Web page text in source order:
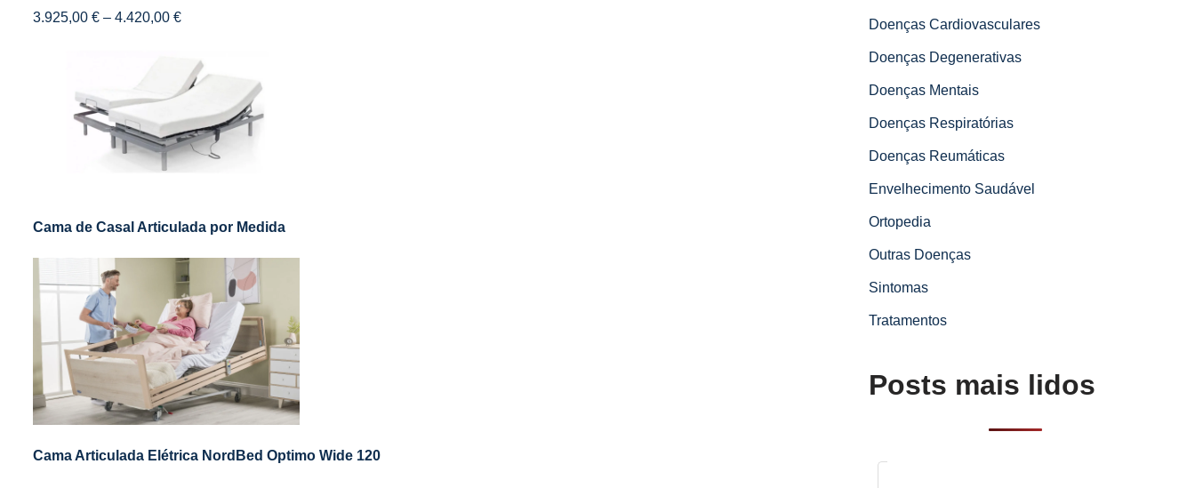
3.925,00 € – 4.420,00 €
Cama de Casal Articulada por Medida
Cama Articulada Elétrica NordBed Optimo Wide 120
Doenças Cardiovasculares
Doenças Degenerativas
Doenças Mentais
Doenças Respiratórias
Doenças Reumáticas
Envelhecimento Saudável
Ortopedia
Outras Doenças
Sintomas
Tratamentos
Posts mais lidos